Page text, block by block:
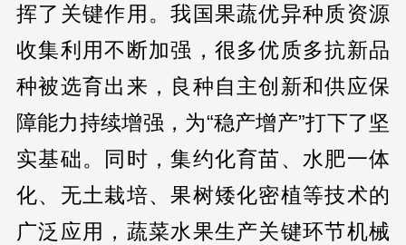
挥了关键作用。我国果蔬优异种质资源
收集利用不断加强，很多优质多抗新品
种被选育出来，良种自主创新和供应保
障能力持续增强，为“稳产增产”打下了坚
实基础。同时，集约化育苗、水肥一体
化、无土栽培、果树矮化密植等技术的
广泛应用，蔬菜水果生产关键环节机械